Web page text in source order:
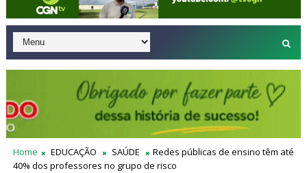
Home EDUCAÇÃO SAÚDE
Redes públicas de ensino têm até
40% dos professores no grupo de risco